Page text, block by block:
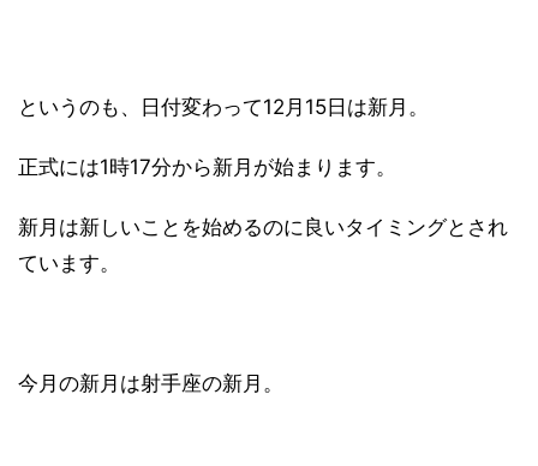
というのも、日付変わって12月15日は新月。
正式には1時17分から新月が始まります。
新月は新しいことを始めるのに良いタイミングとされ
ています。
今月の新月は射手座の新月。